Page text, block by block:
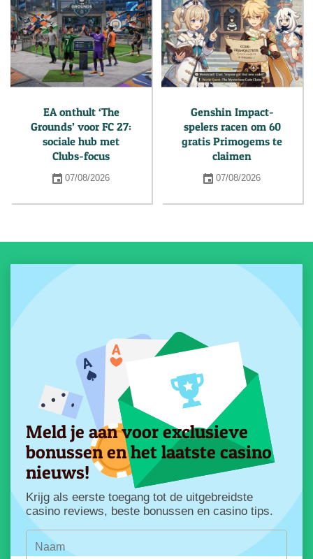
EA onthult ‘The
Grounds’ voor FC 27:
sociale hub met
Clubs-focus
07/08/2026
Genshin Impact-
spelers racen om 60
gratis Primogems te
claimen
07/08/2026
Meld je aan voor exclusieve
bonussen en het laatste casino
nieuws!
Krijg als eerste toegang tot de uitgebreidste
casino reviews, beste bonussen en casino tips.